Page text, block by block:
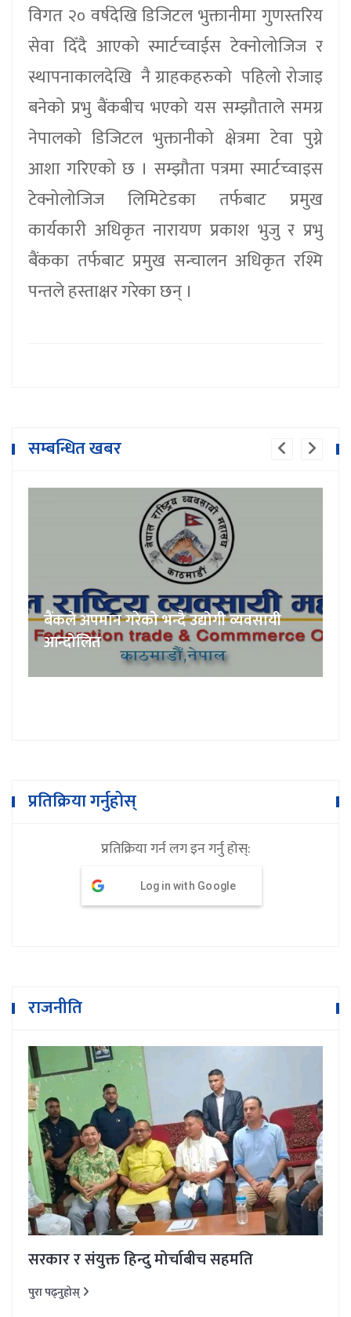
विगत २० वर्षदेखि डिजिटल भुक्तानीमा गुणस्तरिय
सेवा दिँदै आएको स्मार्टच्वाईस टेक्नोलोजिज र
स्थापनाकालदेखि नै ग्राहकहरुको पहिलो रोजाइ
बनेको प्रभु बैंकबीच भएको यस सम्झौताले समग्र
नेपालको डिजिटल भुक्तानीको क्षेत्रमा टेवा पुग्ने
आशा गरिएको छ । सम्झौता पत्रमा स्मार्टच्वाइस
टेक्नोलोजिज लिमिटेडका तर्फबाट प्रमुख
कार्यकारी अधिकृत नारायण प्रकाश भुजु र प्रभु
बैंकका तर्फबाट प्रमुख सन्चालन अधिकृत रश्मि
पन्तले हस्ताक्षर गरेका छन् ।
सम्बन्धित खबर
बैंकले अपमान गरेको भन्दै उद्योगी व्यवसायी
आन्दोलित
प्रतिक्रिया गर्नुहोस्
प्रतिक्रिया गर्न लग इन गर्नु होस्:
Log in with Google
राजनीति
सरकार र संयुक्त हिन्दु मोर्चाबीच सहमति
पुरा पढ्नुहोस्